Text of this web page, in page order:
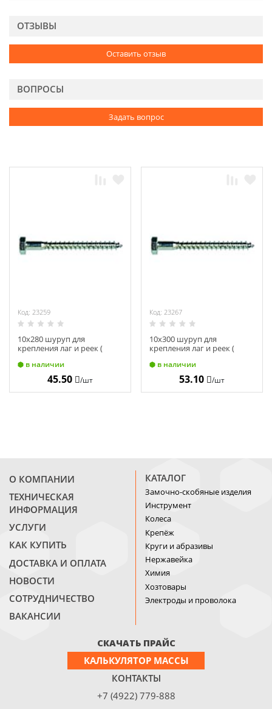
ОТЗЫВЫ
Оставить отзыв
ВОПРОСЫ
Задать вопрос
Код: 23259
10х280 шуруп для
крепления лаг и реек (
в наличии
45.50 /шт
Код: 23267
10х300 шуруп для
крепления лаг и реек (
в наличии
53.10 /шт
О КОМПАНИИ
ТЕХНИЧЕСКАЯ
ИНФОРМАЦИЯ
УСЛУГИ
КАК КУПИТЬ
ДОСТАВКА И ОПЛАТА
НОВОСТИ
СОТРУДНИЧЕСТВО
ВАКАНСИИ
КАТАЛОГ
Замочно-скобяные изделия
Инструмент
Колеса
Крепёж
Круги и абразивы
Нержавейка
Химия
Хозтовары
Электроды и проволока
СКАЧАТЬ ПРАЙС
КАЛЬКУЛЯТОР МАССЫ
КОНТАКТЫ
+7 (4922) 779-888